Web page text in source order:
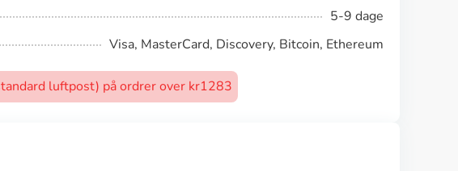
5-9 dage
Visa, MasterCard, Discovery, Bitcoin, Ethereum
luftpost) på ordrer over kr1283